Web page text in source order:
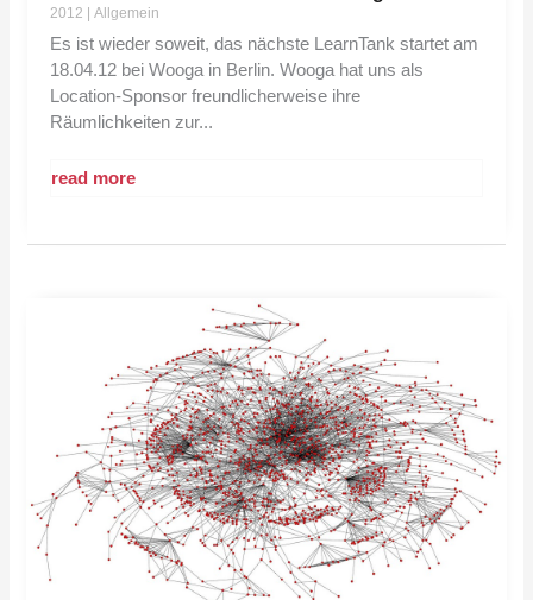
2012 |Allgemein
Es ist wieder soweit, das nächste LearnTank startet am
18.04.12 bei Wooga in Berlin. Wooga hat uns als
Location-Sponsor freundlicherweise ihre
Räumlichkeiten zur...
read more